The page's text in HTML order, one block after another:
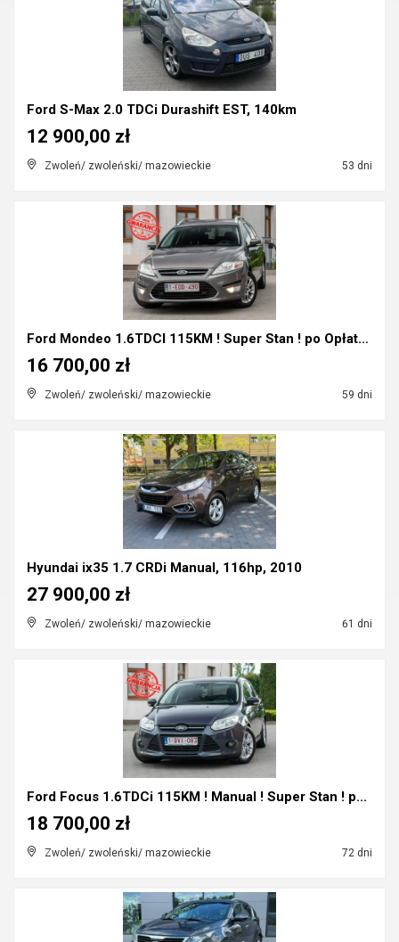
Ford S-Max 2.0 TDCi Durashift EST, 140km
Zwoleń/ zwoleński/ mazowieckie 53 dni
12 900,00 zł
Ford Mondeo 1.6TDCI 115KM ! Super Stan ! po Opłata...
Zwoleń/ zwoleński/ mazowieckie 59 dni
16 700,00 zł
Hyundai ix35 1.7 CRDi Manual, 116hp, 2010
Zwoleń/ zwoleński/ mazowieckie 61 dni
27 900,00 zł
Ford Focus 1.6TDCi 115KM ! Manual ! Super Stan ! p...
Zwoleń/ zwoleński/ mazowieckie 72 dni
18 700,00 zł